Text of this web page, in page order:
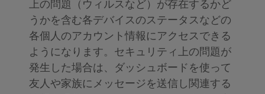
上の問題（ウィルスなど）が存在するかど
うかを含む各デバイスのステータスなどの
各個人のアカウント情報にアクセスできる
ようになります。セキュリティ上の問題が
発生した場合は、ダッシュボードを使って
友人や家族にメッセージを送信し関連する